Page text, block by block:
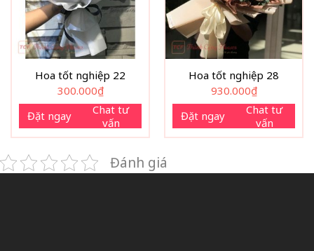
Hoa tốt nghiệp 22
300.000₫
Đặt ngay
Chat tư
vấn
Hoa tốt nghiệp 28
930.000₫
Đặt ngay
Chat tư
vấn
Đánh giá